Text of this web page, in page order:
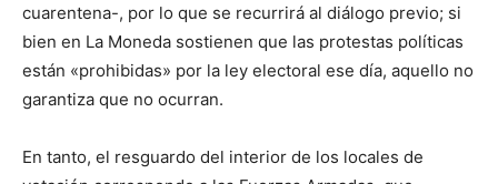
cuarentena-, por lo que se recurrirá al diálogo previo; si
bien en La Moneda sostienen que las protestas políticas
están «prohibidas» por la ley electoral ese día, aquello no
garantiza que no ocurran.
En tanto, el resguardo del interior de los locales de